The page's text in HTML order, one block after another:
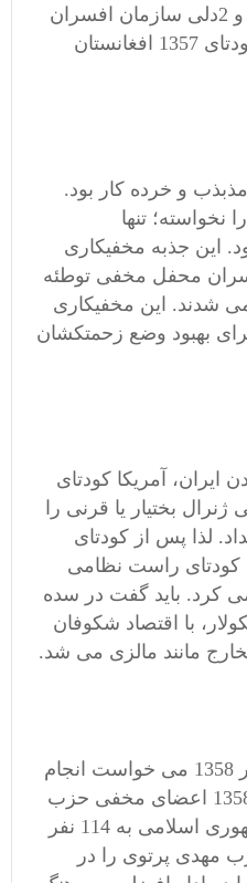
بیکفایتی رهبری حزب توده و 2دلی سازمان افسران
با قاطعیت حزب خلق در کودتای 1357 افغانستان
مذبذب و خرده کار بود.
تنها
این جذبه مخفیکاری
محفل مخفی توطئه
شدند. این مخفیکاری
بهبود وضع زحمتکشان
ایران، آمریکا کودتای
بختیار یا قرنی را
لذا پس از کودتای
راست نظامی
کرد. باید گفت در سده
با اقتصاد شکوفان
مانند مالزی می شد.
کودتای چهارم حزب توده در 1358 می خواست انجام
شود. از انقلاب بهمن57 تا 1358 اعضای مخفی حزب
توده در نیروهای مسلح جمهوری اسلامی به 114 نفر
مهدی پرتوی را در